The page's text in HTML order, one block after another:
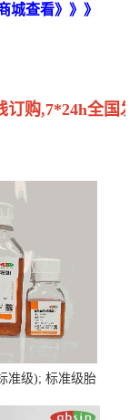
城查看》》》
订购,7*24h全国
准级); 标准级胎